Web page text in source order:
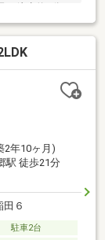
徒歩約7分
中学校 徒歩
■丹後保育
2年10ヶ月)
駅 徒歩21分
６
駐車2台